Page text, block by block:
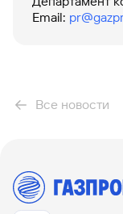
Все новости
Email: